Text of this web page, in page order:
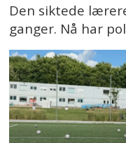
Den siktede
ganger. Nå har